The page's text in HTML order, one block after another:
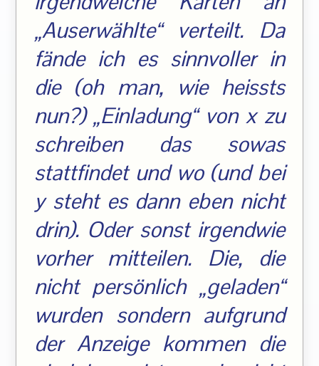
„Auserwählte“ verteilt. Da
fände ich es sinnvoller in
die (oh man, wie heissts
nun?) „Einladung“ von x zu
schreiben das sowas
stattfindet und wo (und bei
y steht es dann eben nicht
drin). Oder sonst irgendwie
vorher mitteilen. Die, die
nicht persönlich „geladen“
wurden sondern aufgrund
der Anzeige kommen die